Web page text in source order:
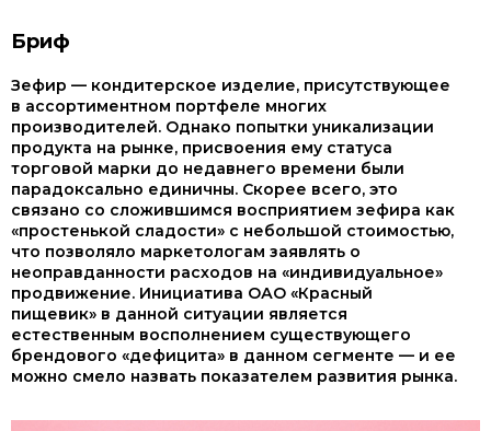
Бриф
Зефир — кондитерское изделие, присутствующее
в ассортиментном портфеле многих
производителей. Однако попытки уникализации
продукта на рынке, присвоения ему статуса
торговой марки до недавнего времени были
парадоксально единичны. Скорее всего, это
связано со сложившимся восприятием зефира как
«простенькой сладости» с небольшой стоимостью,
что позволяло маркетологам заявлять о
неоправданности расходов на «индивидуальное»
продвижение. Инициатива ОАО «Красный
пищевик» в данной ситуации является
естественным восполнением существующего
брендового «дефицита» в данном сегменте — и ее
можно смело назвать показателем развития рынка.